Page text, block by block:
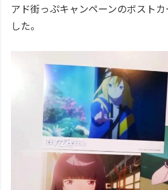
アド街っぷキャンペーンのボスト
した。